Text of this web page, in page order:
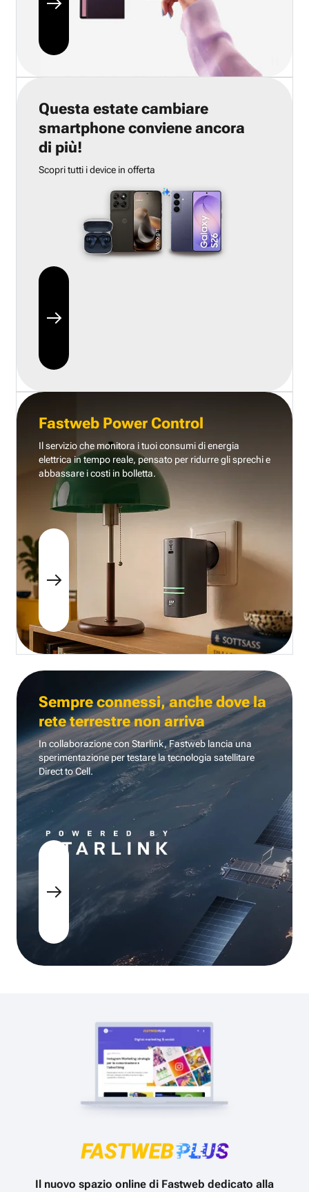
Questa estate cambiare
smartphone conviene ancora
di più!
Scopri tutti i device in offerta
Fastweb Power Control
Il servizio che monitora i tuoi consumi di energia
elettrica in tempo reale, pensato per ridurre gli sprechi e
abbassare i costi in bolletta.
Sempre connessi, anche dove la
rete terrestre non arriva
In collaborazione con Starlink, Fastweb lancia una
sperimentazione per testare la tecnologia satellitare
Direct to Cell.
Il nuovo spazio online di Fastweb dedicato alla